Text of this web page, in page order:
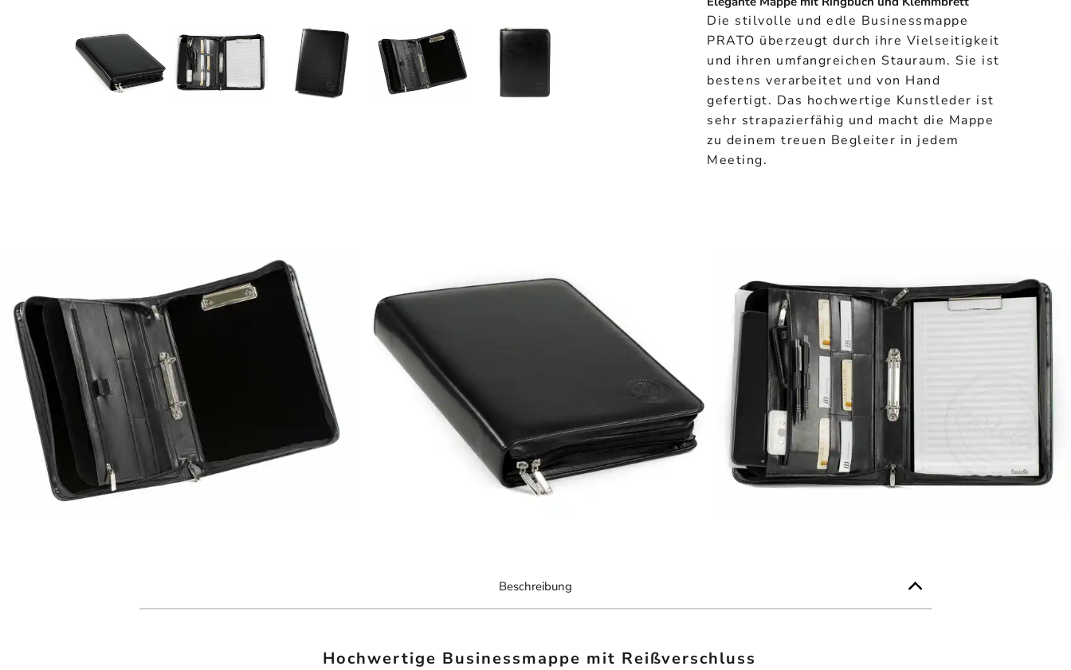
Die stilvolle und edle Businessmappe
PRATO überzeugt durch ihre Vielseitigkeit
und ihren umfangreichen Stauraum. Sie ist
bestens verarbeitet und von Hand
gefertigt. Das hochwertige Kunstleder ist
sehr strapazierfähig und macht die Mappe
zu deinem treuen Begleiter in jedem
Meeting.
Beschreibung
Hochwertige Businessmappe mit Reißverschluss